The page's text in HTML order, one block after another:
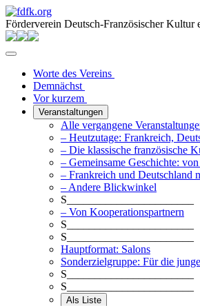
Förderverein Deutsch-Französischer Kultur
Worte des Vereins
Demnächst
Vor kurzem
Veranstaltungen
Alle vergangene
– Heutzutage: Frankreich,
– Die klassische französische
– Gemeinsame Geschichte:
– Frankreich und Deutschland
– Andere Blickwinkel
S_______________________
– Von Kooperationspartnern
S_______________________
S_______________________
Hauptformat: Salons
Sonderzielgruppe: Für die
S_______________________
S_______________________
Als Liste